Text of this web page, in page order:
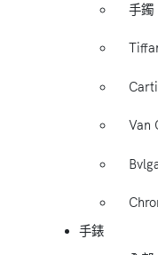
手鐲
Van
手錶